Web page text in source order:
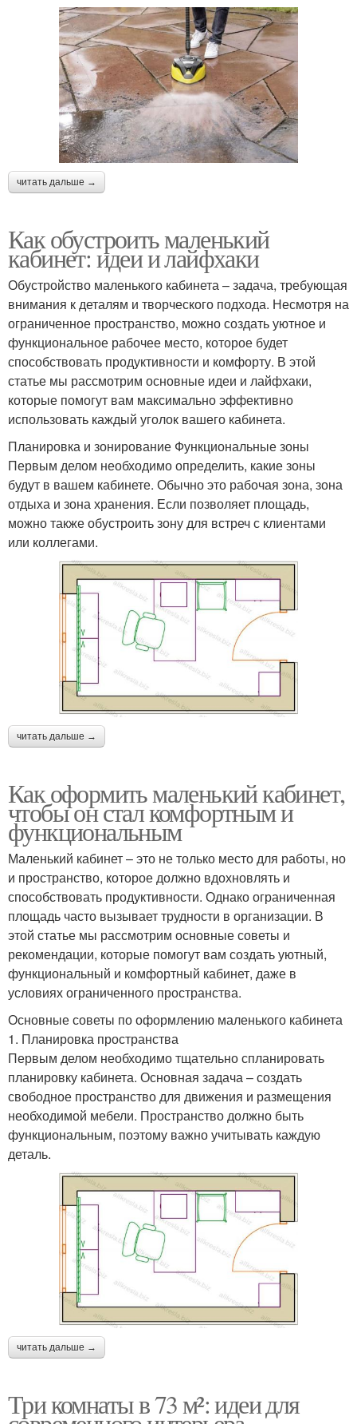
читать дальше →
Как обустроить маленький
кабинет: идеи и лайфхаки
Обустройство маленького кабинета – задача, требующая
внимания к деталям и творческого подхода. Несмотря на
ограниченное пространство, можно создать уютное и
функциональное рабочее место, которое будет
способствовать продуктивности и комфорту. В этой
статье мы рассмотрим основные идеи и лайфхаки,
которые помогут вам максимально эффективно
использовать каждый уголок вашего кабинета.
Планировка и зонирование Функциональные зоны
Первым делом необходимо определить, какие зоны
будут в вашем кабинете. Обычно это рабочая зона, зона
отдыха и зона хранения. Если позволяет площадь,
можно также обустроить зону для встреч с клиентами
или коллегами.
читать дальше →
Как оформить маленький кабинет,
чтобы он стал комфортным и
функциональным
Маленький кабинет – это не только место для работы, но
и пространство, которое должно вдохновлять и
способствовать продуктивности. Однако ограниченная
площадь часто вызывает трудности в организации. В
этой статье мы рассмотрим основные советы и
рекомендации, которые помогут вам создать уютный,
функциональный и комфортный кабинет, даже в
условиях ограниченного пространства.
Основные советы по оформлению маленького кабинета
1. Планировка пространства
Первым делом необходимо тщательно спланировать
планировку кабинета. Основная задача – создать
свободное пространство для движения и размещения
необходимой мебели. Пространство должно быть
функциональным, поэтому важно учитывать каждую
деталь.
читать дальше →
Три комнаты в 73 м²: идеи для